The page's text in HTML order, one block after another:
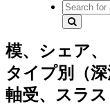
模、シェア
タイプ別（
軸受、スラ